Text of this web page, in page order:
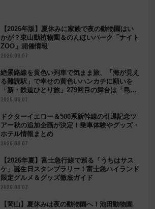
【2026年版】夏休みに家族で夜の動物園はい
かが？東山動植物園＆のんほいパーク「ナイト
ZOO」開催情報
2026.08.07
絶景路線を黄色い列車で気まま旅、「海が見え
る難読駅」で幸せの黄色いハンカチに願いを
「新・鉄道ひとり旅」279回目の舞台は「島原
鉄道」
2026.08.07
ドクターイエロー＆500系新幹線の引退記念ツ
アー秋の追加企画が決定！乗車体験やグッズ・
ホテル情報まとめ
2026.08.07
【2026年夏】富士急行線で巡る「うちはサス
ケ」誕生日スタンプラリー！富士急ハイランド
限定グルメ＆グッズ徹底ガイド
2026.08.07
【岡山】夏休みは夜の動物園へ！池田動物園